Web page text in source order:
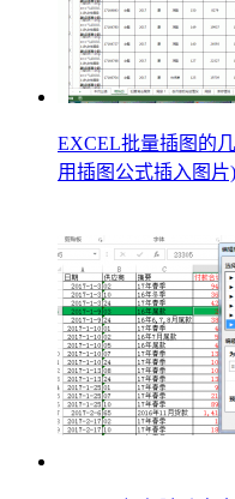
EXCEL批量插图的
用插图公式插入图片